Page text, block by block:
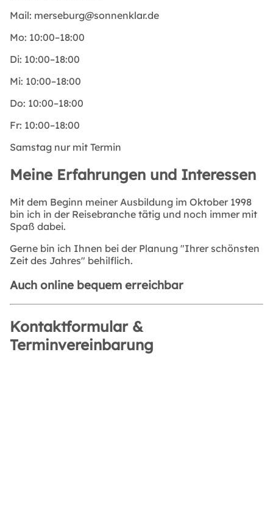
Mail: merseburg@sonnenklar.de
Mo: 10:00–18:00
Di: 10:00–18:00
Mi: 10:00–18:00
Do: 10:00–18:00
Fr: 10:00–18:00
Samstag nur mit Termin
Meine Erfahrungen und Interessen
Mit dem Beginn meiner Ausbildung im Oktober 1998
bin ich in der Reisebranche tätig und noch immer mit
Spaß dabei.
Gerne bin ich Ihnen bei der Planung "Ihrer schönsten
Zeit des Jahres" behilflich.
Auch online bequem erreichbar
Kontaktformular &
Terminvereinbarung